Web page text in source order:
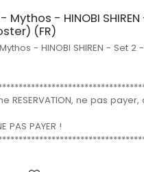
- Mythos - HINOBI
(FR)
- HINOBI SHIREN - Set
RESERVATION, ne pas
PAS PAYER !